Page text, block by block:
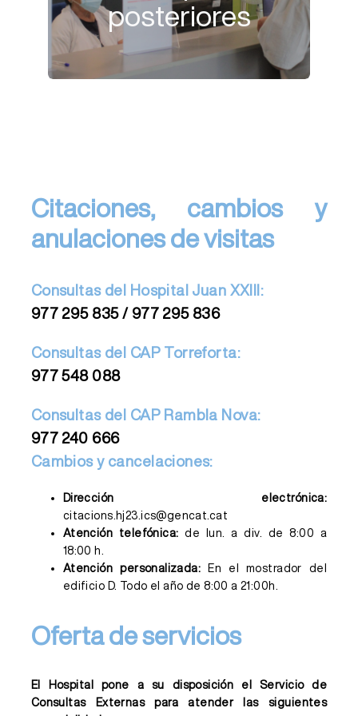
posteriores
Pasa por la Secretaría de Programación
cuando salgas de la consulta. De esta
Citaciones, cambios y
anulaciones de visitas
Consultas del Hospital Juan XXIII:
977 295 835 / 977 295 836
Consultas del CAP Torreforta:
977 548 088
Consultas del CAP Rambla Nova:
977 240 666
Cambios y cancelaciones:
Dirección electrónica:
citacions.hj23.ics@gencat.cat
Atención telefónica: de lun. a div. de 8:00 a
18:00 h.
Atención personalizada:
En el mostrador del
edificio D. Todo el año de 8:00 a 21:00h.
Oferta de servicios
El Hospital pone a su disposición el Servicio de
Consultas Externas para atender las siguientes